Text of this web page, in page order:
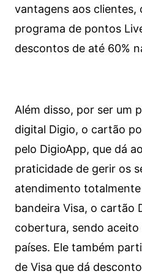
vantagens aos clientes,
programa de pontos
descontos de até 60%
Além disso, por ser um
digital Digio, o cartão
pelo DigioApp, que dá
praticidade de gerir os
atendimento
bandeira Visa, o cartão
cobertura, sendo aceito
países. Ele também
de Visa que dá